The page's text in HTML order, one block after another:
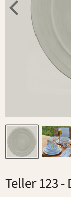
Teller 123-